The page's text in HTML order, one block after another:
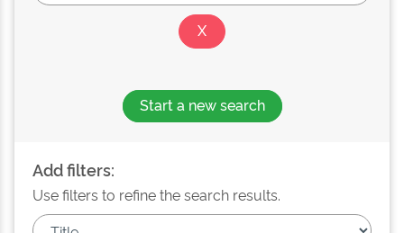
Start a new search
Add filters:
Use filters to refine the search results.